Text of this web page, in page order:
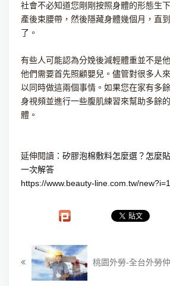
社會不必知道您剛剛按照身體的形態生
產後束腰帶，然後隱藏身體幾個月，直
了。
有些人可能認為分娩後減輕體重並不是
他們需要首先照顧嬰兒。儘管對很多人
以同時做這兩個事情。如果您在家有多
身視頻並進行一些腹肌練習來幫助多餘
體。
延伸閱讀： 矽膠泡棉敷料怎麼選？怎麼
一次解答
https://www.beauty-line.com.tw/
桃園外勞-全台外勞